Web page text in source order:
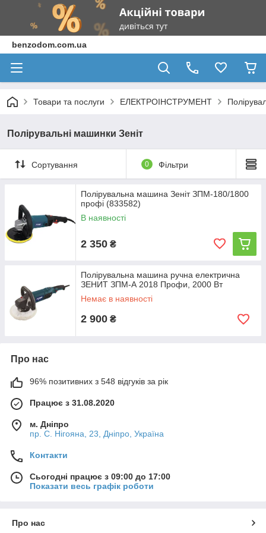
benzodom.com.ua
Товари та послуги ЕЛЕКТРОІНСТРУМЕНТ
Полірувальні машинки Зеніт
Сортування 0 Фільтри
Полірувальна машина Зеніт ЗПМ-180/1800
профі (833582)
В наявності
2 350 ₴
Полірувальна машина ручна електрична
ЗЕНИТ ЗПМ-А 2018 Профи, 2000 Вт
Немає в наявності
2 900 ₴
Про нас
96% позитивних з 548 відгуків за рік
Працює з 31.08.2020
м. Дніпро
пр. С. Нігояна, 23, Дніпро, Україна
Контакти
Сьогодні працює з 09:00 до 17:00
Показати весь графік роботи
Про нас